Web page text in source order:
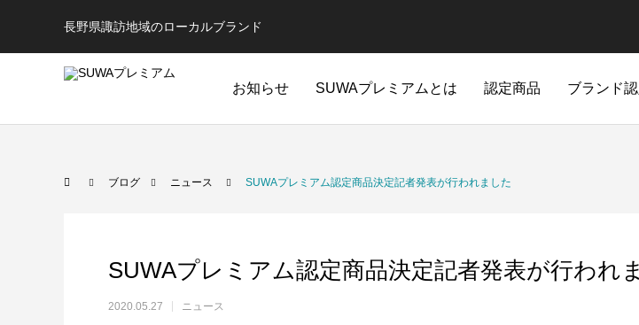
長野県諏訪地域のローカルブランド
お知らせ SUWAプレミアムとは 認定商品 ブランド
ブログ ニュース SUWAプレミアム認定商品決定記者発表が行われました
SUWAプレミアム認定商品決定記者発表が行われ
2020.05.27 ニュース